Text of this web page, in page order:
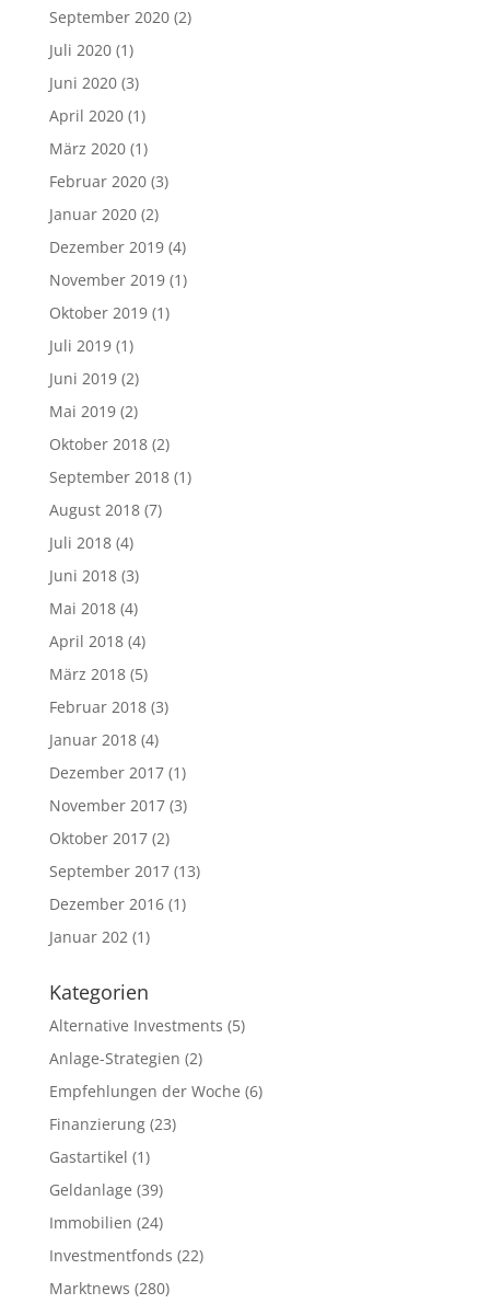
September 2020(2)
Juli 2020(1)
Juni 2020(3)
April 2020(1)
März 2020(1)
Februar 2020(3)
Januar 2020(2)
Dezember 2019(4)
November 2019(1)
Oktober 2019(1)
Juli 2019(1)
Juni 2019(2)
Mai 2019(2)
Oktober 2018(2)
September 2018(1)
August 2018(7)
Juli 2018(4)
Juni 2018(3)
Mai 2018(4)
April 2018(4)
März 2018(5)
Februar 2018(3)
Januar 2018(4)
Dezember 2017(1)
November 2017(3)
Oktober 2017(2)
September 2017(13)
Dezember 2016(1)
Januar 202(1)
Kategorien
Alternative Investments (5)
Anlage-Strategien (2)
Empfehlungen der Woche (6)
Finanzierung(23)
Gastartikel (1)
Geldanlage (39)
Immobilien (24)
Investmentfonds (22)
Marktnews (280)